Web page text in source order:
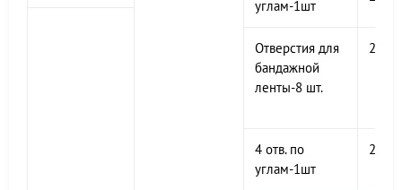
углам-1шт
Отверстия для
бандажной
ленты-8 шт.
4 отв. по
углам-1шт